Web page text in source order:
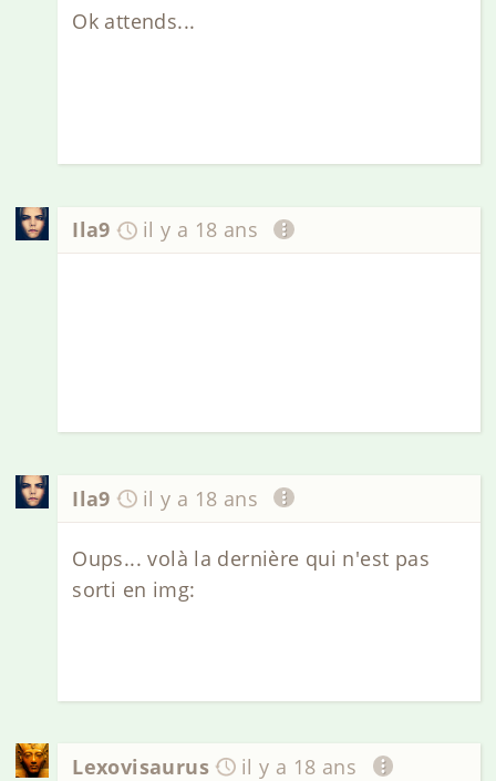
Ok attends...
Ila9 il y a 18 ans
Ila9 il y a 18 ans
Oups... volà la dernière qui n'est pas
sorti en img:
Lexovisaurus il y a 18 ans